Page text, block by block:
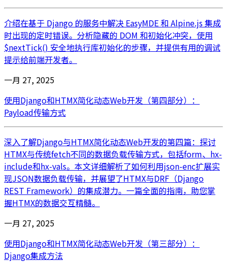
介绍在基于 Django 的服务中解决 EasyMDE 和 Alpine.js 集成
时出现的定时错误。分析隐藏的 DOM 和初始化冲突，使用
$nextTick() 安全地执行库初始化的步骤，并提供有用的调试
提示给前端开发者。
一月 27, 2025
使用Django和HTMX简化动态Web开发（第四部分）：
Payload传输方式
深入了解Django与HTMX简化动态Web开发的第四篇：探讨
HTMX与传统fetch不同的数据负载传输方式，包括form、hx-
include和hx-vals。本文详细解析了如何利用json-enc扩展实
现JSON数据负载传输，并展望了HTMX与DRF（Django
REST Framework）的集成潜力。一篇全面的指南，助您掌
握HTMX的数据交互精髓。
一月 27, 2025
使用Django和HTMX简化动态Web开发（第三部分）：
Django集成方法